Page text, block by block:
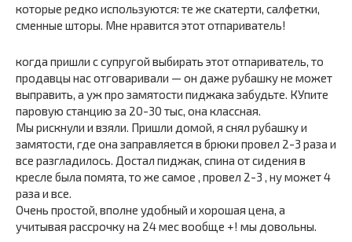
которые редко используются: те же скатерти, салфетки,
сменные шторы. Мне нравится этот отпариватель!
когда пришли с супругой выбирать этот отпариватель, то
продавцы нас отговаривали — он даже рубашку не может
выправить, а уж про замятости пиджака забудьте. КУпите
паровую станцию за 20-30 тыс, она классная.
Мы рискнули и взяли. Пришли домой, я снял рубашку и
замятости, где она заправляется в брюки провел 2-3 раза и
все разгладилось. Достал пиджак, спина от сидения в
кресле была помята, то же самое , провел 2-3 , ну может 4
раза и все.
Очень простой, вполне удобный и хорошая цена, а
учитывая рассрочку на 24 мес вообще +! мы довольны.